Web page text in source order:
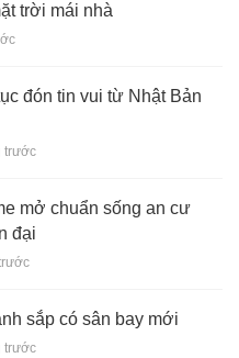
trời mái nhà
đón tin vui từ Nhật Bản
trước
mở chuẩn sống an cư
đại
sắp có sân bay mới
trước